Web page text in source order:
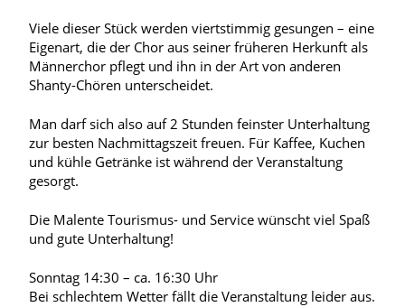
Viele dieser Stück werden viertstimmig gesungen – eine
Eigenart, die der Chor aus seiner früheren Herkunft als
Männerchor pflegt und ihn in der Art von anderen
Shanty-Chören unterscheidet.
Man darf sich also auf 2 Stunden feinster Unterhaltung
zur besten Nachmittagszeit freuen. Für Kaffee, Kuchen
und kühle Getränke ist während der Veranstaltung
gesorgt.
Die Malente Tourismus- und Service wünscht viel Spaß
und gute Unterhaltung!
Sonntag 14:30 – ca. 16:30 Uhr
Bei schlechtem Wetter fällt die Veranstaltung leider aus.